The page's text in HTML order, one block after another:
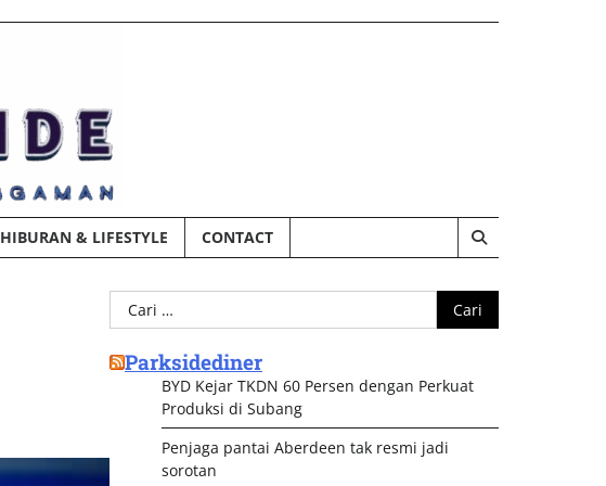
HIBURAN & LIFESTYLE CONTACT
Cari
untuk:
Parksidediner
BYD Kejar TKDN 60 Persen dengan Perkuat
Produksi di Subang
Penjaga pantai Aberdeen tak resmi jadi
sorotan